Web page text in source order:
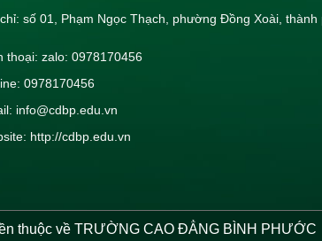
số 01, Phạm Ngọc Thạch, phường Đồng Xoài, thành
thoại: zalo: 0978170456
0978170456
info@cdbp.edu.vn
http://cdbp.edu.vn
thuộc về TRƯỜNG CAO ĐẲNG BÌNH PHƯỚC